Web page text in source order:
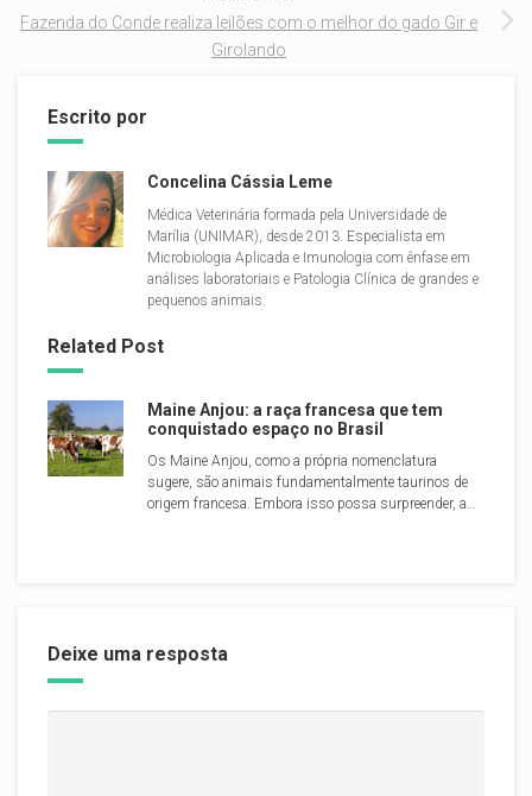
Fazenda do Conde realiza leilões com o melhor do gado Gir e
Girolando
Escrito por
Concelina Cássia Leme
Médica Veterinária formada pela Universidade de
Marília (UNIMAR), desde 2013. Especialista em
Microbiologia Aplicada e Imunologia com ênfase em
análises laboratoriais e Patologia Clínica de grandes e
pequenos animais.
Related Post
Maine Anjou: a raça francesa que tem
conquistado espaço no Brasil
Os Maine Anjou, como a própria nomenclatura
sugere, são animais fundamentalmente taurinos de
origem francesa. Embora isso possa surpreender, a…
Deixe uma resposta